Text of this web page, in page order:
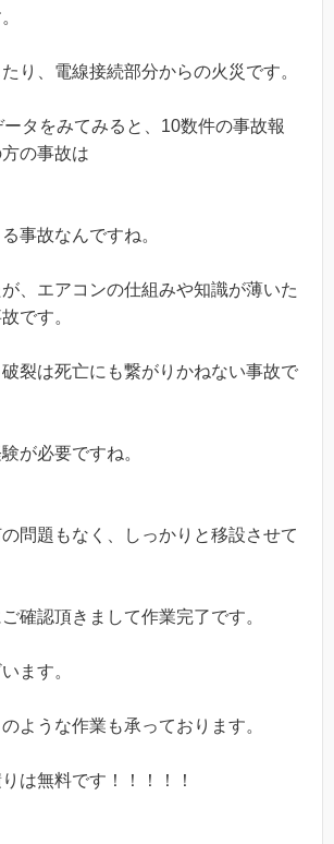
り、電線接続部分からの火災です。
タをみてみると、10数件の事故報
の事故は
事故なんですね。
、エアコンの仕組みや知識が薄いた
です。
裂は死亡にも繋がりかねない事故で
が必要ですね。
問題もなく、しっかりと移設させて
確認頂きまして作業完了です。
ます。
ような作業も承っております。
は無料です！！！！！